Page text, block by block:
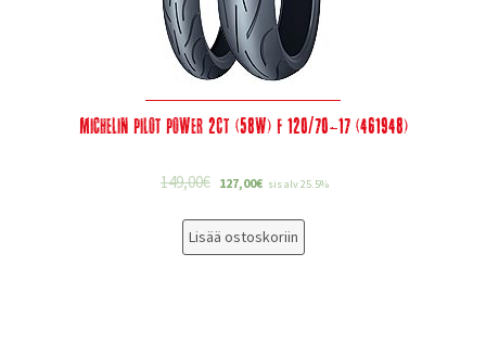
Michelin Pilot Power 2CT (58W) F 120/70-17 (461948)
149,00€ 127,00€ sis alv 25.5%
Lisää ostoskoriin